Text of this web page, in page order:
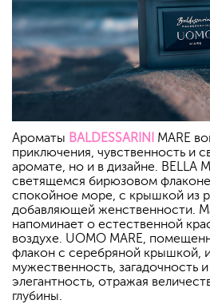
Ароматы BALDESSARINI
MARE
приключения, чувственность и
аромате, но и в дизайне. BELLA
светящемся бирюзовом
спокойное море, с крышкой из
добавляющей женственности.
напоминает о естественной
воздухе. UOMO MARE,
флакон с серебряной крышкой,
мужественность, загадочность
элегантность, отражая
глубины.